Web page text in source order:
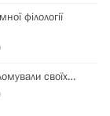
філології
своїх…